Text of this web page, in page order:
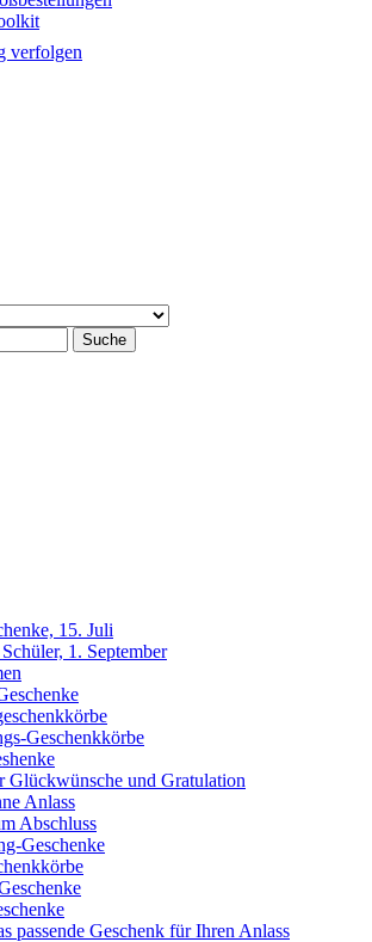
verfolgen
Suche
15. Juli
1. September
Geschenkkörbe
Glückwünsche und Gratulation
Anlass
Abschluss
Geschenke
passende Geschenk für Ihren Anlass